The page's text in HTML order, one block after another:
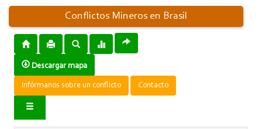
Conflictos Mineros en Brasil
Descargar mapa
Infórmanos sobre un conflicto Contacto